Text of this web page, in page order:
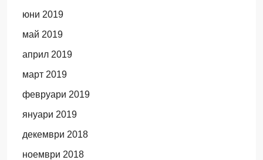
юни 2019
май 2019
април 2019
март 2019
февруари 2019
януари 2019
декември 2018
ноември 2018